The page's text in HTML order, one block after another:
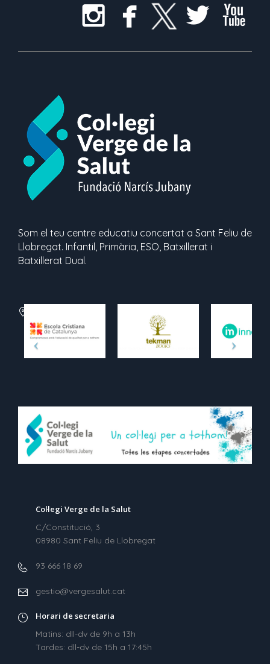
Som el teu centre educatiu concertat a Sant Feliu de
Llobregat. Infantil, Primària, ESO, Batxillerat i
Batxillerat Dual.
Col·legi Verge de la Salut
C/Constitució, 3
08980 Sant Feliu de Llobregat
93 666 18 69
gestio@vergesalut.cat
Horari de secretaria
Matins: dll-dv de 9h a 13h
Tardes: dll-dv de 15h a 17:45h